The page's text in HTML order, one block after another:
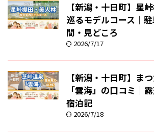
【新潟・十日町】星
巡るモデルコース｜
間・見どころ
2026/7/17
【新潟・十日町】ま
「雲海」の口コミ｜
宿泊記
2026/7/18